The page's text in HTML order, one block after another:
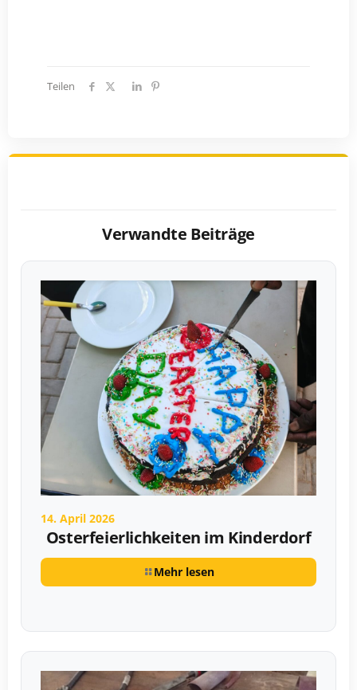
Teilen
Verwandte Beiträge
14. April 2026
Osterfeierlichkeiten im Kinderdorf
Mehr lesen